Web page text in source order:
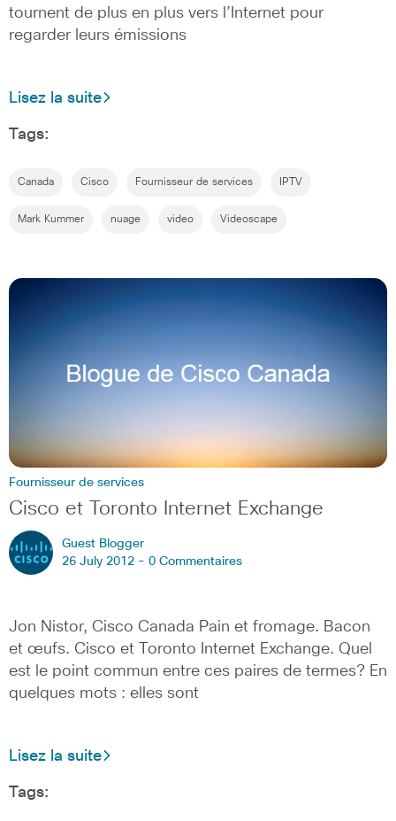
tournent de plus en plus vers l’Internet pour
regarder leurs émissions
Lisez la suite
Tags:
Canada Cisco Fournisseur de services IPTV
Mark Kummer nuage video Videoscape
Fournisseur de services
Cisco et Toronto Internet Exchange
Guest Blogger
26 July 2012 - 0 Commentaires
Jon Nistor, Cisco Canada Pain et fromage. Bacon
et œufs. Cisco et Toronto Internet Exchange. Quel
est le point commun entre ces paires de termes? En
quelques mots : elles sont
Lisez la suite
Tags: